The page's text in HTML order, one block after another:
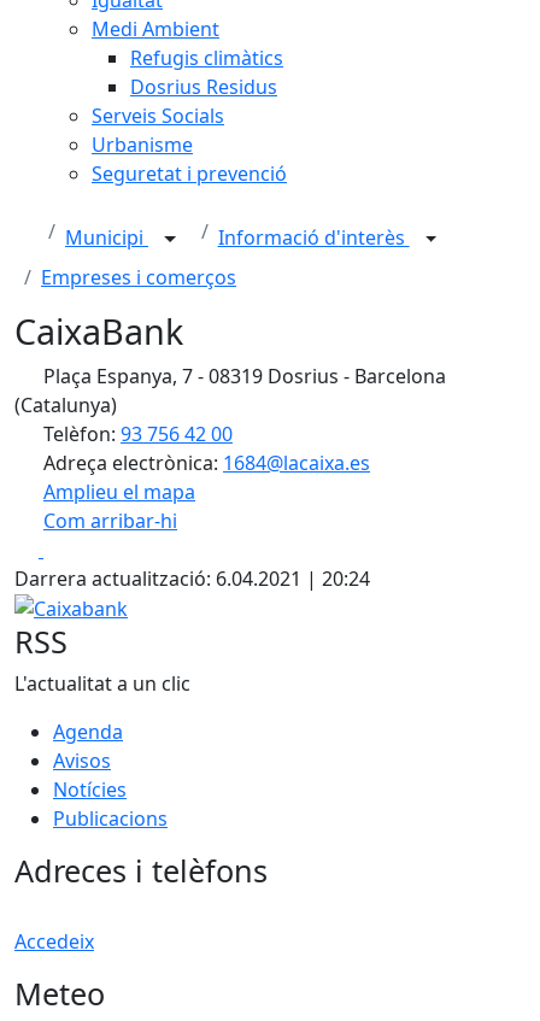
Medi Ambient
Refugis climàtics
Dosrius Residus
Serveis Socials
Urbanisme
Seguretat i prevenció
Municipi
Informació d'interès
Empreses i comerços
CaixaBank
Plaça Espanya, 7 - 08319 Dosrius - Barcelona
(Catalunya)
Telèfon: 93 756 42 00
Adreça electrònica: 1684@lacaixa.es
Amplieu el mapa
Com arribar-hi
+
−
Darrera actualització: 6.04.2021 | 20:24
Caixabank
RSS
L'actualitat a un clic
Agenda
Avisos
Notícies
Publicacions
Adreces i telèfons
Accedeix
Meteo